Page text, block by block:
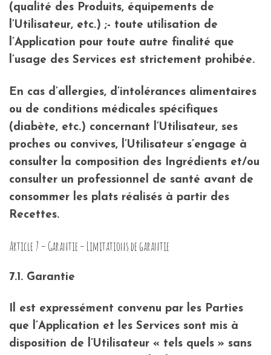
(qualité des Produits, équipements de
l’Utilisateur, etc.) ;- toute utilisation de
l’Application pour toute autre finalité que
l’usage des Services est strictement prohibée.
En cas d’allergies, d’intolérances alimentaires
ou de conditions médicales spécifiques
(diabète, etc.) concernant l’Utilisateur, ses
proches ou convives, l’Utilisateur s’engage à
consulter la composition des Ingrédients et/ou
consulter un professionnel de santé avant de
consommer les plats réalisés à partir des
Recettes.
Article 7 – Garantie – Limitations de garantie
7.1. Garantie
Il est expressément convenu par les Parties
que l’Application et les Services sont mis à
disposition de l’Utilisateur « tels quels » sans